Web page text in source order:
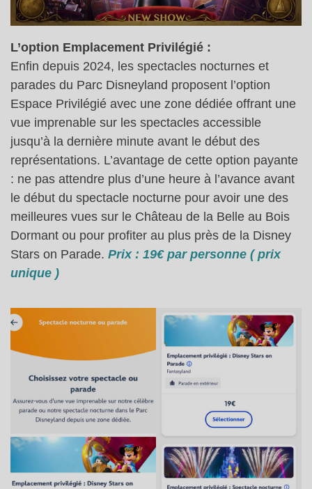
L’option Emplacement Privilégié :
Enfin depuis 2024, les spectacles nocturnes et
parades du Parc Disneyland proposent l’option
Espace Privilégié avec une zone dédiée offrant une
vue imprenable sur les spectacles accessible
jusqu’à la dernière minute avant le début des
représentations. L’avantage de cette option payante
: ne pas attendre plus d’une heure à l’avance avant
le début du spectacle nocturne pour avoir une des
meilleures vues sur le Château de la Belle au Bois
Dormant ou pour profiter au plus près de la Disney
Stars on Parade. Prix : 19€ par personne ( prix
unique )